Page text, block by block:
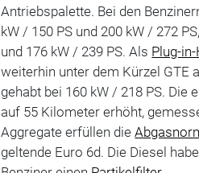
Antriebspalette. Bei den
kW / 150 PS und 200 kW / 272
und 176 kW / 239 PS. Als Plug-
weiterhin unter dem Kürzel GTE
gehabt bei 160 kW / 218 PS. Die
auf 55 Kilometer erhöht,
Aggregate erfüllen die
geltende Euro 6d. Die Diesel